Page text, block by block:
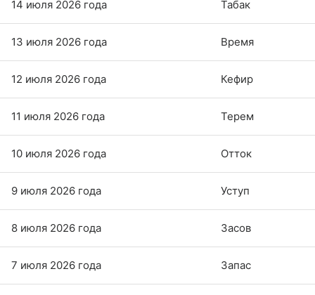
14 июля 2026 года Табак
13 июля 2026 года Время
12 июля 2026 года Кефир
11 июля 2026 года Терем
10 июля 2026 года Отток
9 июля 2026 года Уступ
8 июля 2026 года Засов
7 июля 2026 года Запас